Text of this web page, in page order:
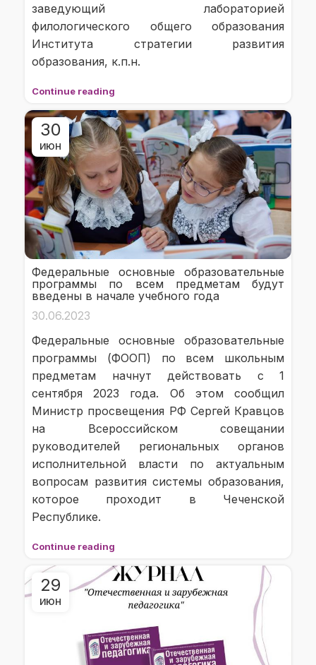
заведующий лабораторией
филологического общего образования
Института стратегии развития
образования, к.п.н.
Continue reading
30
ИЮН
Федеральные основные образовательные
программы по всем предметам будут
введены в начале учебного года
30.06.2023
Федеральные основные образовательные
программы (ФООП) по всем школьным
предметам начнут действовать с 1
сентября 2023 года. Об этом сообщил
Министр просвещения РФ Сергей Кравцов
на Всероссийском совещании
руководителей региональных органов
исполнительной власти по актуальным
вопросам развития системы образования,
которое проходит в Чеченской
Республике.
Continue reading
29
ИЮН